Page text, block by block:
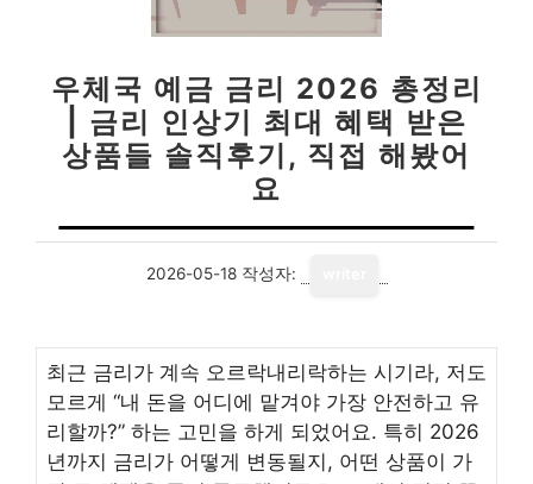
우체국 예금 금리 2026 총정리
| 금리 인상기 최대 혜택 받은
상품들 솔직후기, 직접 해봤어
요
2026-05-18 작성자:
최근 금리가 계속 오르락내리락하는 시기라, 저도
모르게 “내 돈을 어디에 맡겨야 가장 안전하고 유
리할까?” 하는 고민을 하게 되었어요. 특히 2026
년까지 금리가 어떻게 변동될지, 어떤 상품이 가